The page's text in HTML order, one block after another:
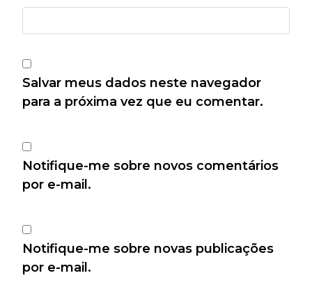
Salvar meus dados neste navegador
para a próxima vez que eu comentar.
Notifique-me sobre novos comentários
por e-mail.
Notifique-me sobre novas publicações
por e-mail.